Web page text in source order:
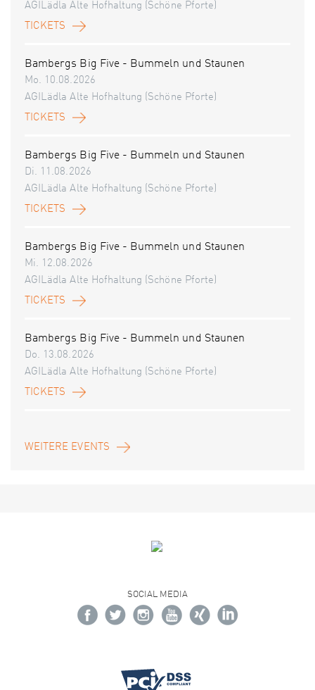
AGILädla Alte Hofhaltung (Schöne Pforte)
TICKETS
Bambergs Big Five - Bummeln und Staunen
Mo. 10.08.2026
AGILädla Alte Hofhaltung (Schöne Pforte)
TICKETS
Bambergs Big Five - Bummeln und Staunen
Di. 11.08.2026
AGILädla Alte Hofhaltung (Schöne Pforte)
TICKETS
Bambergs Big Five - Bummeln und Staunen
Mi. 12.08.2026
AGILädla Alte Hofhaltung (Schöne Pforte)
TICKETS
Bambergs Big Five - Bummeln und Staunen
Do. 13.08.2026
AGILädla Alte Hofhaltung (Schöne Pforte)
TICKETS
WEITERE EVENTS
SOCIAL MEDIA